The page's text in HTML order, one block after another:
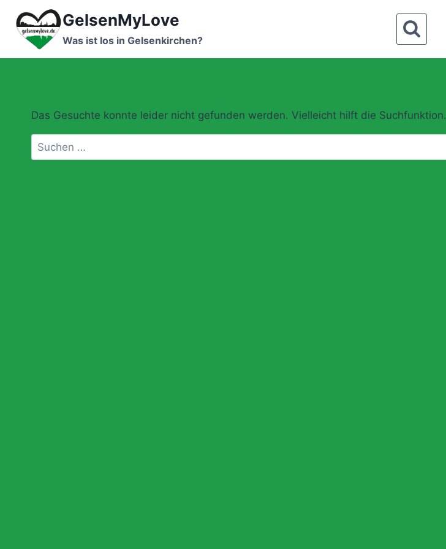
Inhalt
springen
GelsenMyLove
Was ist los in Gelsenkirchen?
Das Gesuchte konnte leider nicht gefunden werden. Vielleicht hilft die Suchfunktion.
Suchen
nach: